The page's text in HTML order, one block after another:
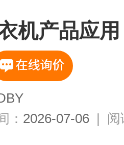
机产品应用
： 2026-07-06 | 阅